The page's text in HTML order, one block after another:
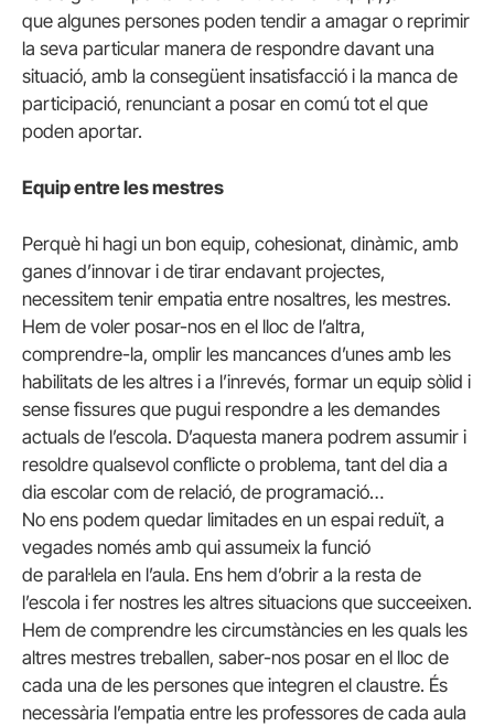
que algunes persones poden tendir a amagar o reprimir
la seva particular manera de respondre davant una
situació, amb la consegüent insatisfacció i la manca de
participació, renunciant a posar en comú tot el que
poden aportar.
Equip entre les mestres
Perquè hi hagi un bon equip, cohesionat, dinàmic, amb
ganes d’innovar i de tirar endavant projectes,
necessitem tenir empatia entre nosaltres, les mestres.
Hem de voler posar-nos en el lloc de l’altra,
comprendre-la, omplir les mancances d’unes amb les
habilitats de les altres i a l’inrevés, formar un equip sòlid i
sense fissures que pugui respondre a les demandes
actuals de l’escola. D’aquesta manera podrem assumir i
resoldre qualsevol conflicte o problema, tant del dia a
dia escolar com de relació, de programació…
No ens podem quedar limitades en un espai reduït, a
vegades només amb qui assumeix la funció
de paral·lela en l’aula. Ens hem d’obrir a la resta de
l’escola i fer nostres les altres situacions que succeeixen.
Hem de comprendre les circumstàncies en les quals les
altres mestres treballen, saber-nos posar en el lloc de
cada una de les persones que integren el claustre. És
necessària l’empatia entre les professores de cada aula